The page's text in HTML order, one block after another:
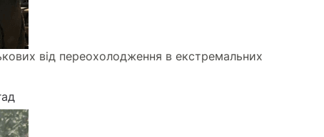
від переохолодження в екстремальних